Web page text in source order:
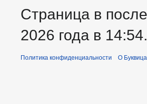
Страница в
2026 года в 14:54.
Политика конфиденциальности О Буквица